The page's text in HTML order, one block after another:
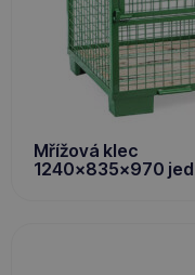
Mřížová klec
1240x835x970